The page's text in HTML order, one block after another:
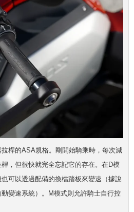
桿的ASA規格。剛開始騎乘時，每次減
，但很快就完全忘記它的存在。在D模
可以透過配備的換檔踏板來變速（據說
變速系統）。M模式則允許騎士自行控